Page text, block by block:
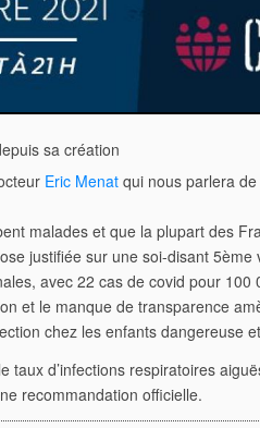
sa création
Eric Menat qui nous parlera
malades et que la plupart des
justifiée sur une soi-disant 5ème
avec 22 cas de covid pour
et le manque de transparence
chez les enfants dangereuse
taux d’infections respiratoires
recommandation officielle.